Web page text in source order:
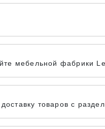
мебельной фабрики
товаров с